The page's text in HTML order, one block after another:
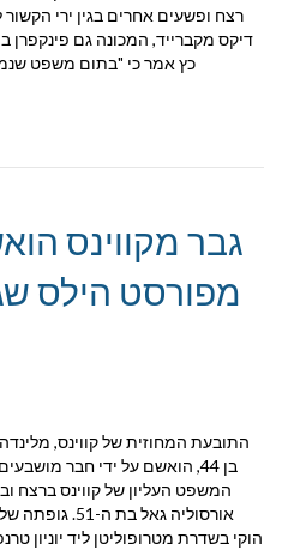
דיקס מקברייד, המכונה גם פינקפרן
כץ אמר כי "בתום משפט
גבר מקווינס
מפורסט הילס
התובעת המחוזית של קווינס, מלינדה
בן 44, הואשם על ידי חבר
המשפט העליון של קווינס ברצח
אורסוליה גאל